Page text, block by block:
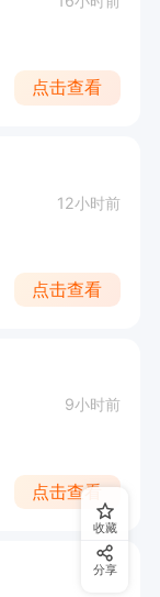
点击查看
12小时前
点击查看
9小时前
点击查看
收藏
分享